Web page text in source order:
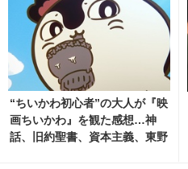
“ちいかわ初心者”の大人が『映
画ちいかわ』を観た感想…神
話、旧約聖書、資本主義、東野